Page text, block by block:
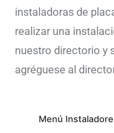
instaladoras de
realizar una
nuestro directorio y
agréguese al
Menú